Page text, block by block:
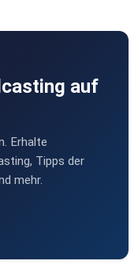
auf
Erhalte
Tipps der
mehr.